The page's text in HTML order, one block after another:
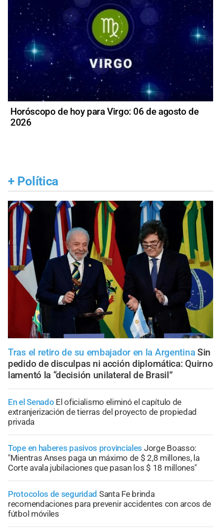
Horóscopo de hoy para Virgo: 06 de agosto de
2026
+ Política
Tras el retiro de su embajador en la Argentina Sin
pedido de disculpas ni acción diplomática: Quirno
lamentó la “decisión unilateral de Brasil”
En el Senado El oficialismo eliminó el capítulo de
extranjerización de tierras del proyecto de propiedad
privada
Tope en haberes pasivos provinciales Jorge Boasso:
"Mientras Anses paga un máximo de $ 2,8 millones, la
Corte avala jubilaciones que pasan los $ 18 millones"
Protocolos de seguridad Santa Fe brinda
recomendaciones para prevenir accidentes con arcos de
fútbol móviles